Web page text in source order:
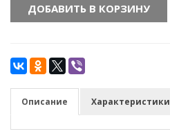
ДОБАВИТЬ В КОРЗИНУ
Описание Характеристики